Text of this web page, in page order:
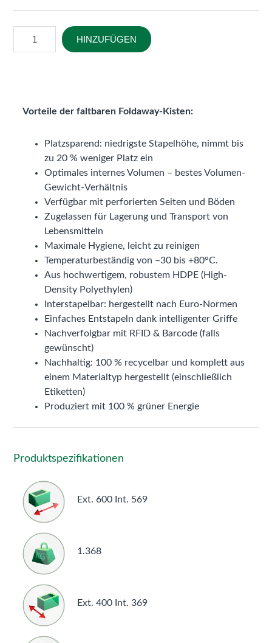
HINZUFÜGEN
Vorteile der faltbaren Foldaway-Kisten:
Platzsparend: niedrigste Stapelhöhe, nimmt bis
zu 20 % weniger Platz ein
Optimales internes Volumen – bestes Volumen-
Gewicht-Verhältnis
Verfügbar mit perforierten Seiten und Böden
Zugelassen für Lagerung und Transport von
Lebensmitteln
Maximale Hygiene, leicht zu reinigen
Temperaturbeständig von –30 bis +80°C.
Aus hochwertigem, robustem HDPE (High-
Density Polyethylen)
Interstapelbar: hergestellt nach Euro-Normen
Einfaches Entstapeln dank intelligenter Griffe
Nachverfolgbar mit RFID & Barcode (falls
gewünscht)
Nachhaltig: 100 % recycelbar und komplett aus
einem Materialtyp hergestellt (einschließlich
Etiketten)
Produziert mit 100 % grüner Energie
Produktspezifikationen
Ext. 600 Int. 569
1.368
Ext. 400 Int. 369